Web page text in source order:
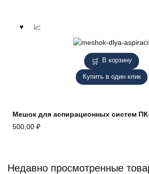
В корзину
Купить в один клик
Мешок для аспирационных систем
500,00 ₽
Недавно просмотренные